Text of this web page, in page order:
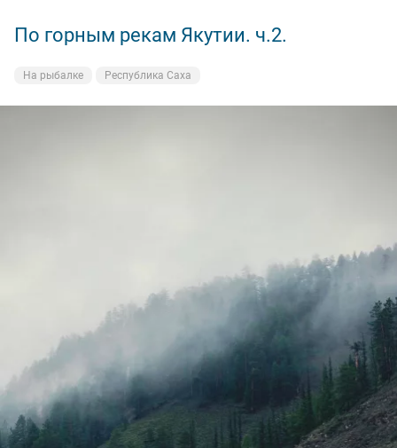
По горным рекам Якутии. ч.2.
На рыбалке Республика Саха